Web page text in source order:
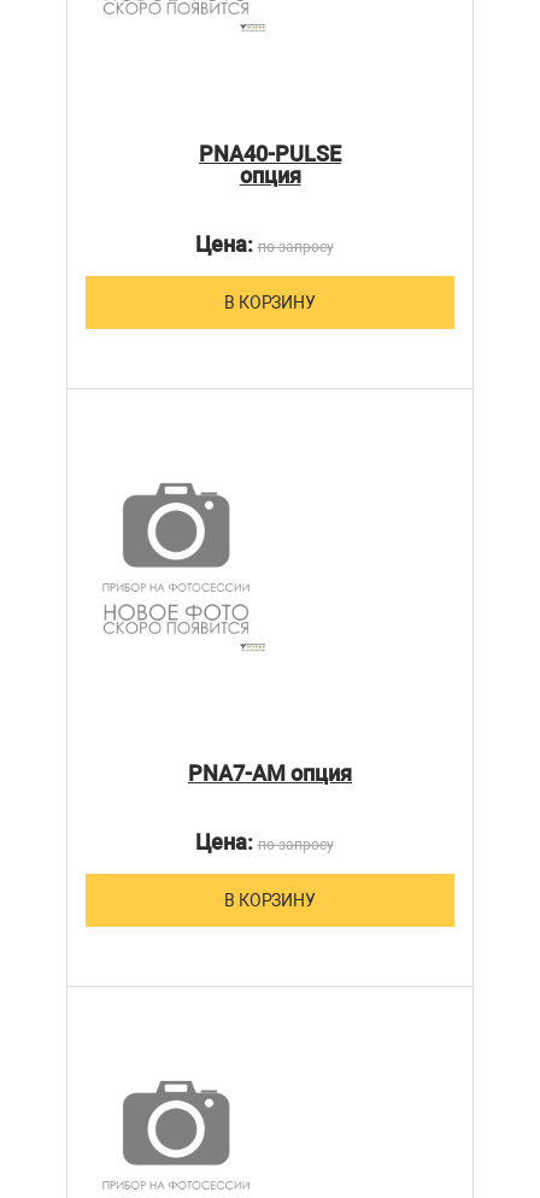
PNA40-PULSE
опция
Цена:по запросу
В КОРЗИНУ
PNA7-AM опция
Цена:по запросу
В КОРЗИНУ